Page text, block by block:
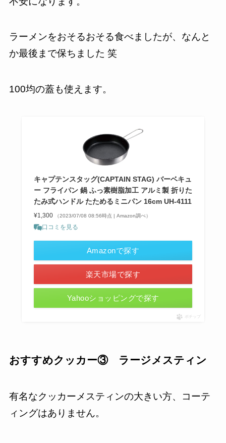
ラーメンをおそるおそる食べましたが、なんと
か最後まで保ちました 笑
100均の蓋も使えます。
キャプテンスタッグ(CAPTAIN STAG) バーベキュ
ー フライパン 鍋 ふっ素樹脂加工 アルミ製 折りた
たみ式ハンドル たためるミニパン 16cm UH-4111
¥1,300 （2023/07/08 08:56時点 | Amazon調べ）
口コミを見る
Amazonで探す
楽天市場で探す
Yahooショッピングで探す
ポチップ
おすすめクッカー③ ラージメスティン
有名なクッカーメスティンの大きい方、コーテ
ィングはありません。